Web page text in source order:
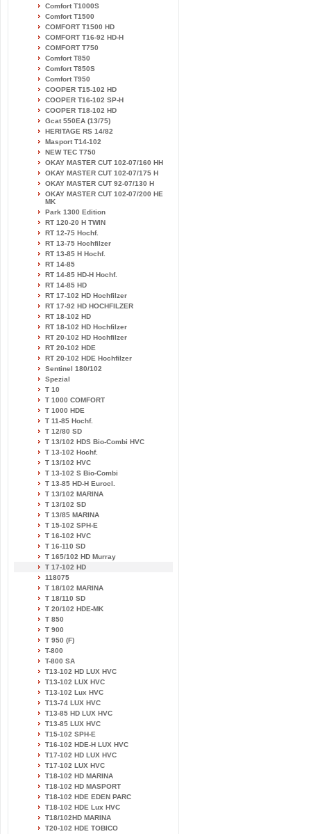
Comfort T1000S
Comfort T1500
COMFORT T1500 HD
COMFORT T16-92 HD-H
COMFORT T750
Comfort T850
Comfort T850S
Comfort T950
COOPER T15-102 HD
COOPER T16-102 SP-H
COOPER T18-102 HD
Gcat 550EA (13/75)
HERITAGE RS 14/82
Masport T14-102
NEW TEC T750
OKAY MASTER CUT 102-07/160 HH
OKAY MASTER CUT 102-07/175 H
OKAY MASTER CUT 92-07/130 H
OKAY MASTER CUT 102-07/200 HE
MK
Park 1300 Edition
RT 120-20 H TWIN
RT 12-75 Hochf.
RT 13-75 Hochfilzer
RT 13-85 H Hochf.
RT 14-85
RT 14-85 HD-H Hochf.
RT 14-85 HD
RT 17-102 HD Hochfilzer
RT 17-92 HD HOCHFILZER
RT 18-102 HD
RT 18-102 HD Hochfilzer
RT 20-102 HD Hochfilzer
RT 20-102 HDE
RT 20-102 HDE Hochfilzer
Sentinel 180/102
Spezial
T 10
T 1000 COMFORT
T 1000 HDE
T 11-85 Hochf.
T 12/80 SD
T 13/102 HDS Bio-Combi HVC
T 13-102 Hochf.
T 13/102 HVC
T 13-102 S Bio-Combi
T 13-85 HD-H Eurocl.
T 13/102 MARINA
T 13/102 SD
T 13/85 MARINA
T 15-102 SPH-E
T 16-102 HVC
T 16-110 SD
T 165/102 HD Murray
T 17-102 HD
118075
T 18/102 MARINA
T 18/110 SD
T 20/102 HDE-MK
T 850
T 900
T 950 (F)
T-800
T-800 SA
T13-102 HD LUX HVC
T13-102 LUX HVC
T13-102 Lux HVC
T13-74 LUX HVC
T13-85 HD LUX HVC
T13-85 LUX HVC
T15-102 SPH-E
T16-102 HDE-H LUX HVC
T17-102 HD LUX HVC
T17-102 LUX HVC
T18-102 HD MARINA
T18-102 HD MASPORT
T18-102 HDE EDEN PARC
T18-102 HDE Lux HVC
T18/102HD MARINA
T20-102 HDE TOBICO